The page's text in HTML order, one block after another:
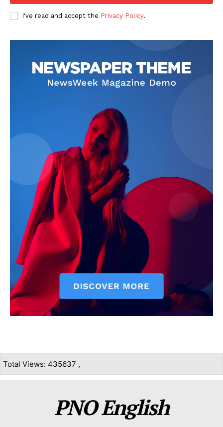
I've read and accept the Privacy Policy.
Total Views: 435637 ,
PNO English